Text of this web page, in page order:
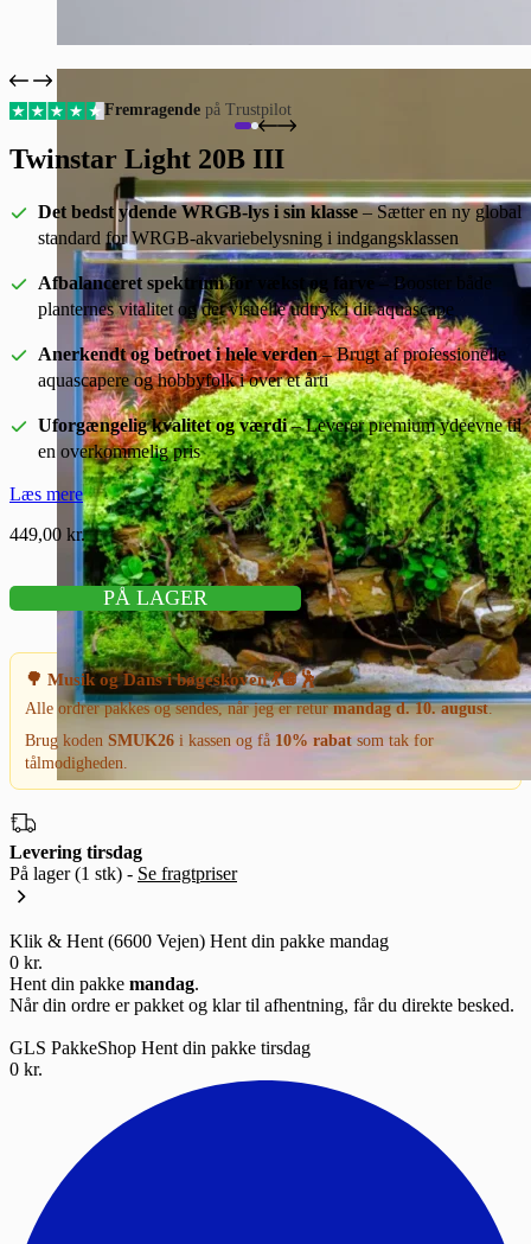
Fremragendepå Trustpilot
Twinstar Light 20B III
Det bedst ydende WRGB-lys i sin klasse– Sætter en ny global
standard for WRGB-akvariebelysning i indgangsklassen
Afbalanceret spektrum for vækst og farve – Booster både
planternes vitalitet og det visuelle udtryk i dit aquascape
Anerkendt og betroet i hele verden– Brugt af professionelle
aquascapere og hobbyfolk i over et årti
Uforgængelig kvalitet og værdi– Leverer premium ydeevne til
en overkommelig pris
Læs mere
449,00 kr.
PÅ LAGER
🌳 Musik og Dans i bøgeskoven 💃🪩🕺
Alle ordrer pakkes og sendes, når jeg er returmandag d. 10. august.
Brug koden SMUK26 i kassen og få 10% rabatsom tak for
tålmodigheden.
Levering tirsdag
På lager(1 stk) - Se fragtpriser
Klik & Hent (6600 Vejen) Hent din pakke mandag
0 kr.
Hent din pakke mandag.
Når din ordre er pakket og klar til afhentning, får du direkte besked.
GLS PakkeShop Hent din pakke tirsdag
0 kr.